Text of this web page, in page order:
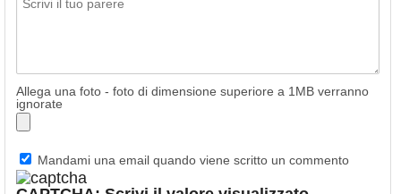
Allega una foto - foto di dimensione superiore a 1MB verranno
ignorate
Mandami una email quando viene scritto un commento